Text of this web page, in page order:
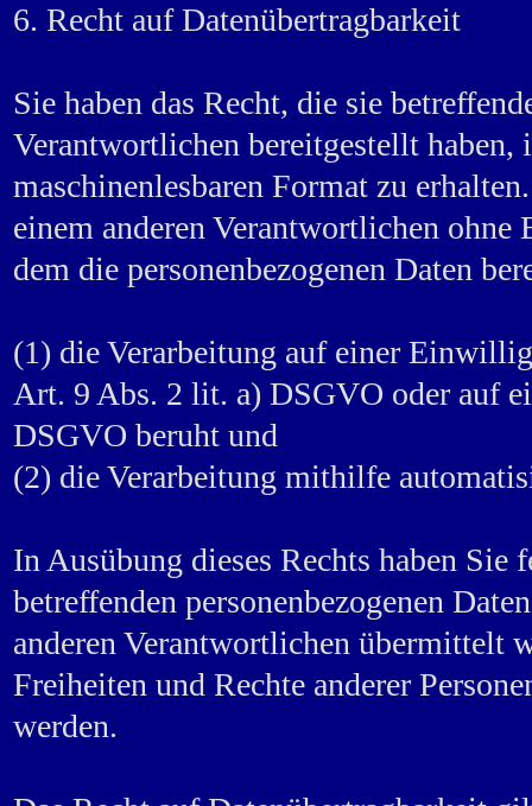
6. Recht auf Datenübertragbarkeit
Sie haben das Recht, die sie
Verantwortlichen bereitgestellt
maschinenlesbaren Format zu
einem anderen Verantwortlichen
dem die personenbezogenen Daten
(1) die Verarbeitung auf einer
Art. 9 Abs. 2 lit. a) DSGVO oder auf
DSGVO beruht und
(2) die Verarbeitung mithilfe
In Ausübung dieses Rechts haben Sie
betreffenden personenbezogenen
anderen Verantwortlichen übermittelt
Freiheiten und Rechte anderer
werden.